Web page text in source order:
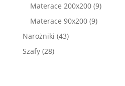
Materace 200x200 99
Materace 90x200 99
Narożniki 4343
Szafy 2828